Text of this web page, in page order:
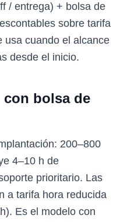
/ entrega) + bolsa de
sobre tarifa
usa cuando el alcance
desde el inicio.
con bolsa de
200–800
4–10 h de
prioritario. Las
a tarifa hora reducida
Es el modelo con